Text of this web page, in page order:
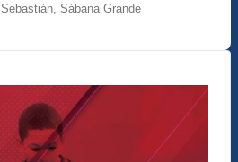
Sábana Grande